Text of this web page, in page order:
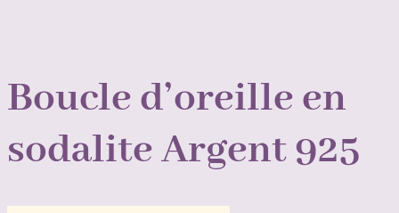
Boucle d’oreille en
sodalite Argent 925